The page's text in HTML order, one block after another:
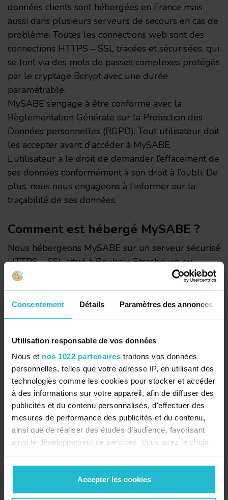
Consentement Détails Paramètres des annonces
Utilisation responsable de vos données
Nous et nos 1022 partenaires traitons vos données
personnelles, telles que votre adresse IP, en utilisant des
technologies comme les cookies pour stocker et accéder
à des informations sur votre appareil, afin de diffuser des
publicités et du contenu personnalisés, d'effectuer des
mesures de performance des publicités et du contenu,
ainsi que de réaliser des études d’audience, favorisant
ainsi le développement de services. Vous avez le choix
Vous pouvez modifier ou retirer votre consentement à
tout moment en consultant la Déclaration relative aux
cookies ou en cliquant sur l'icône de confidentialité.
Accepter les cookies
données clients sont hébergées en France mais
aussi dans plusieurs serveurs de secours en cas de
problème. Toutes les connections web sont des
connections HTTPS – SSL tracées et sécurisées, qui
se font via des mots de passes complexes protégés
par le cryptage Bcrypt avec une durée
paramétrable.
MySABE s’engage à être conforme avec la
Règlementation Générale sur la Protection des
Données personnelles (RGPD). Tout utilisateur doit
les accepter avant d’accéder à MySABE.
L’utilisateur a le droit de demander l’effacement de
ses données conformément à son droit à l’oubli. De
plus, nous nous engageons à l’informer sur la
traçabilité de ses données.
Comment est hébergé MySABE ?
Nous hébergeons MySABE sur un serveur sécurisé
HTTPS – SSL situé à Roubaix, Strasbourg ou
Gravelines.
L'accompagnement MySABE
Comment m’accompagne SABE
Softwares pour la mise en place de
mon projet ?
Notre équipe consulting vous accompagne tout au
long de la mise en place de votre projet pour
s’assurer et vous informer du bon développement
ainsi que vous livrer un logiciel personnalisé
Comment m’accompagne SABE
Softwares après la mise en place de